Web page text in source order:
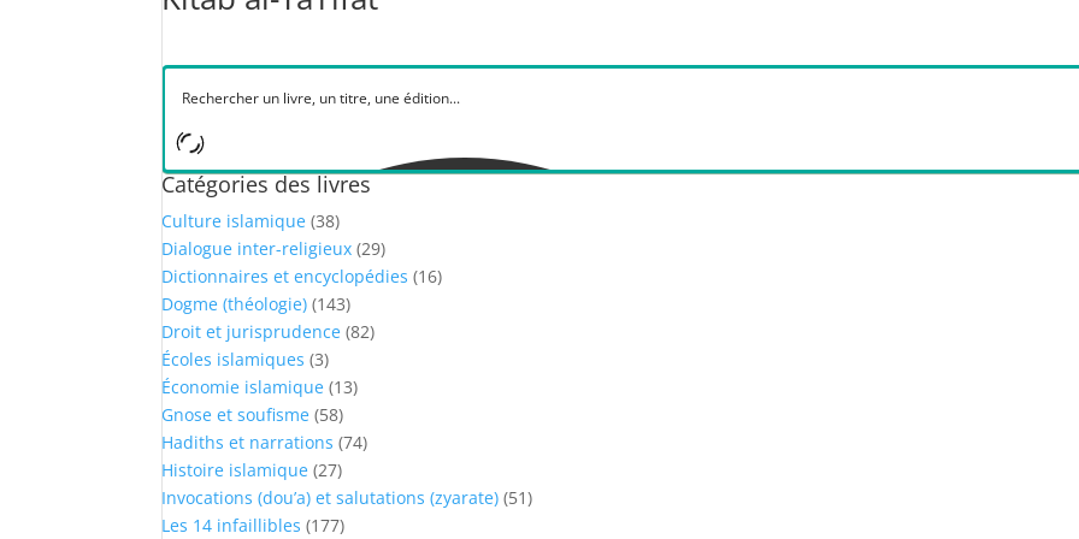
Catégories des livres
Culture islamique (38)
Dialogue inter-religieux (29)
Dictionnaires et encyclopédies (16)
Dogme (théologie) (143)
Droit et jurisprudence (82)
Écoles islamiques (3)
Économie islamique (13)
Gnose et soufisme (58)
Hadiths et narrations (74)
Histoire islamique (27)
Invocations (dou’a) et salutations (zyarate) (51)
Les 14 infaillibles (177)